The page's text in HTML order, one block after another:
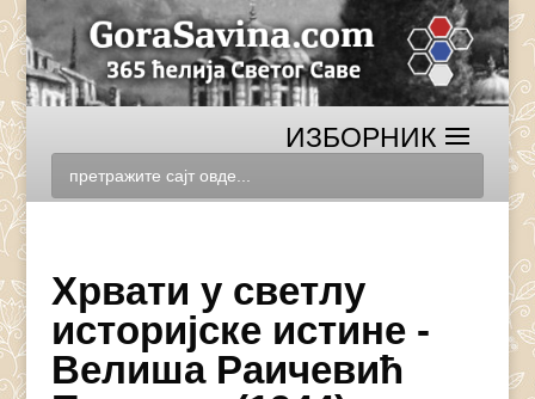
Хрвати у светлу
историјске истине -
Велиша Раичевић